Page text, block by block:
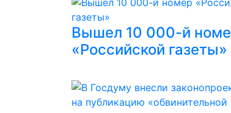
Вышел 10 000-й
«Российской газеты»